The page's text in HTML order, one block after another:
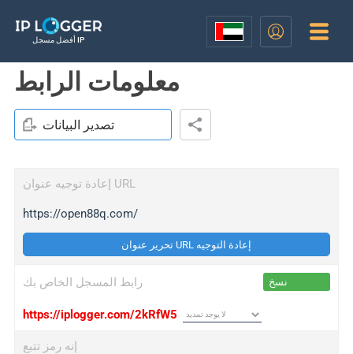
أفضل مسجل IP
معلومات الرابط
تصدير البيانات
إعادة توجيه عنوان URL
https://open88q.com/
تحرير عنوان URL إعادة التوجيه
رابط المسجل الخاص بك نسخ
https://iplogger.com/2kRfW5
إنه رمز تتبع